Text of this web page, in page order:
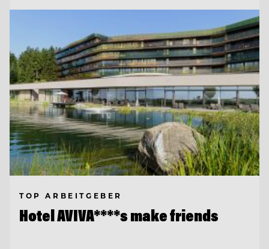
TOP ARBEITGEBER
Hotel AVIVA****s make friends